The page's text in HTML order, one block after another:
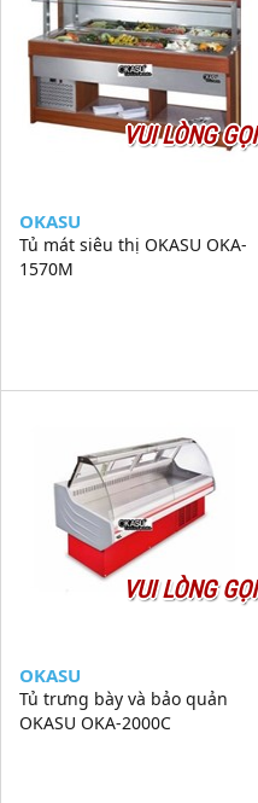
VUI LÒNG GỌI
OKASU
Tủ mát siêu thị OKASU OKA-
1570M
VUI LÒNG GỌI
OKASU
Tủ trưng bày và bảo quản
OKASU OKA-2000C